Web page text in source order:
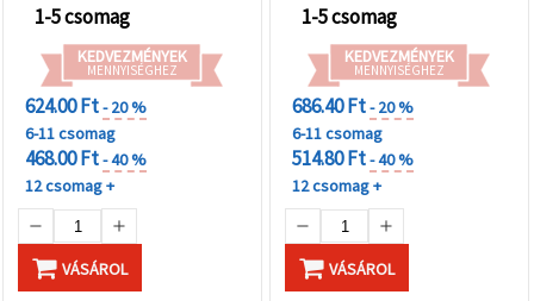
1-5 csomag
KEDVEZMÉNYEK
MENNYISÉGHEZ
624.00 Ft- 20 %
6-11 csomag
468.00 Ft- 40 %
12 csomag +
VÁSÁROL
1-5 csomag
KEDVEZMÉNYEK
MENNYISÉGHEZ
686.40 Ft- 20 %
6-11 csomag
514.80 Ft- 40 %
12 csomag +
VÁSÁROL